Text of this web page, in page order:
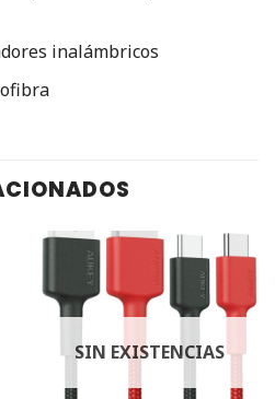
inalámbricos
SIN EXISTENCIAS